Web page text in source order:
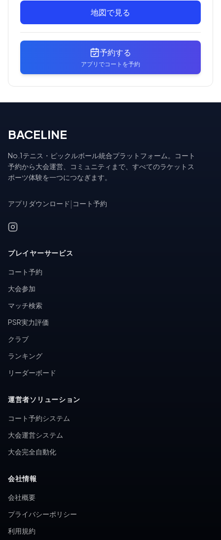
地図で見る
予約する
アプリでコートを予約
BACELINE
No.1テニス・ピックルボール統合プラットフォーム。コート
予約から大会運営、コミュニティまで、すべてのラケットス
ポーツ体験を一つにつなぎます。
アプリダウンロード コート予約
プレイヤーサービス
コート予約
大会参加
マッチ検索
PSR実力評価
クラブ
ランキング
リーダーボード
運営者ソリューション
コート予約システム
大会運営システム
大会完全自動化
会社情報
会社概要
プライバシーポリシー
利用規約